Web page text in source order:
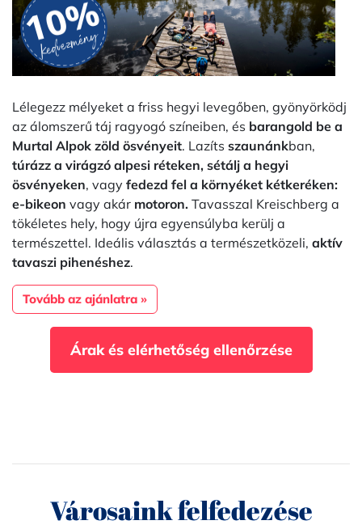
Lélegezz mélyeket a friss hegyi levegőben, gyönyörködj
az álomszerű táj ragyogó színeiben, és barangold be a
Murtal Alpok zöld ösvényeit. Lazíts szaunánkban,
túrázz a virágzó alpesi réteken, sétálj a hegyi
ösvényeken, vagy fedezd fel a környéket kétkeréken:
e-bikeon vagy akár motoron. Tavasszal Kreischberg a
tökéletes hely, hogy újra egyensúlyba kerülj a
természettel. Ideális választás a természetközeli, aktív
tavaszi pihenéshez.
Tovább az ajánlatra »
Árak és elérhetőség ellenőrzése
Városaink felfedezése